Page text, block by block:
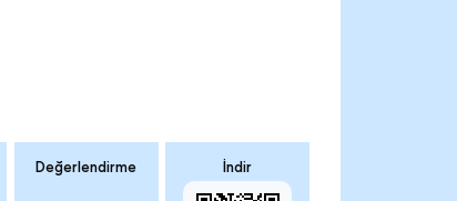
Değerlendirme İndir